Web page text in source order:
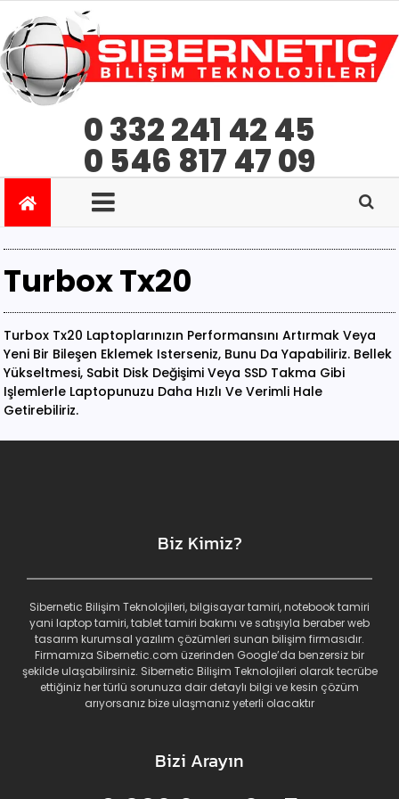
0 332 241 42 45
0 546 817 47 09
Turbox Tx20
Turbox Tx20 Laptoplarınızın Performansını Artırmak Veya
Yeni Bir Bileşen Eklemek Isterseniz, Bunu Da Yapabiliriz. Bellek
Yükseltmesi, Sabit Disk Değişimi Veya SSD Takma Gibi
Işlemlerle Laptopunuzu Daha Hızlı Ve Verimli Hale
Getirebiliriz.
Biz Kimiz?
Sibernetic Bilişim Teknolojileri, bilgisayar tamiri, notebook tamiri
yani laptop tamiri, tablet tamiri bakımı ve satışıyla beraber web
tasarım kurumsal yazılım çözümleri sunan bilişim firmasıdır.
Firmamıza Sibernetic.com üzerinden Google’da benzersiz bir
şekilde ulaşabilirsiniz. Sibernetic Bilişim Teknolojileri olarak tecrübe
ettiğiniz her türlü sorunuza dair detaylı bilgi ve kesin çözüm
arıyorsanız bize ulaşmanız yeterli olacaktır
Bizi Arayın